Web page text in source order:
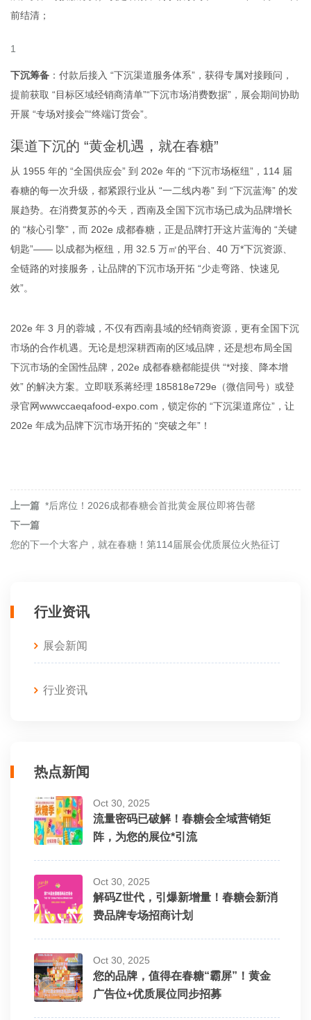
前结清；
下沉筹备 ：付款后接入 “下沉渠道服务体系”，获得专属对接顾问，
提前获取 “目标区域经销商清单”“下沉市场消费数据”，展会期间协助
开展 “专场对接会”“终端订货会”。
渠道下沉的 “黄金机遇，就在春糖”
从 1955 年的 “全国供应会” 到 202e 年的 “下沉市场枢纽”，114 届
春糖的每一次升级，都紧跟行业从 “一二线内卷” 到 “下沉蓝海” 的发
展趋势。在消费复苏的今天，西南及全国下沉市场已成为品牌增长
的 “核心引擎”，而 202e 成都春糖，正是品牌打开这片蓝海的 “关键
钥匙”—— 以成都为枢纽，用 32.5 万㎡的平台、40 万*下沉资源、
全链路的对接服务，让品牌的下沉市场开拓 “少走弯路、快速见
效”。
202e 年 3 月的蓉城，不仅有西南县域的经销商资源，更有全国下沉
市场的合作机遇。无论是想深耕西南的区域品牌，还是想布局全国
下沉市场的全国性品牌，202e 成都春糖都能提供 “*对接、降本增
效” 的解决方案。立即联系蒋经理 185818e729e （微信同号）或登
录官网wwwccaeqafood-expo.com ，锁定你的 “下沉渠道席位”，让
202e 年成为品牌下沉市场开拓的 “突破之年”！
上一篇 *后席位！2026成都春糖会首批黄金展位即将告罄
下一篇
您的下一个大客户，就在春糖！第114届展会优质展位火热征订
行业资讯
展会新闻
行业资讯
热点新闻
Oct 30, 2025
流量密码已破解！春糖会全域营销矩
阵，为您的展位*引流
Oct 30, 2025
解码Z世代，引爆新增量！春糖会新消
费品牌专场招商计划
Oct 30, 2025
您的品牌，值得在春糖“霸屏”！黄金
广告位+优质展位同步招募